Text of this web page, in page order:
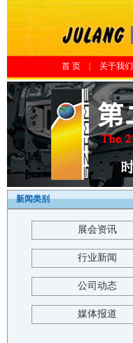
首 页 关于我们
新闻类别
展会资讯
行业新闻
公司动态
媒体报道